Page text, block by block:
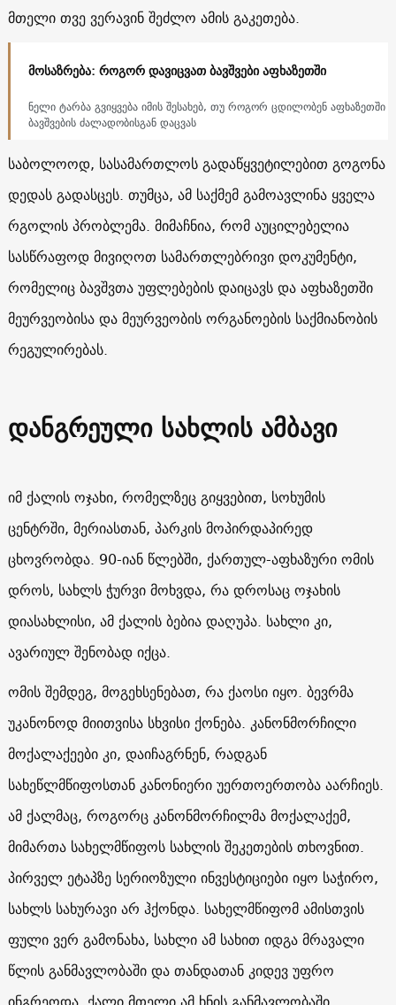
მთელი თვე ვერავინ შეძლო ამის გაკეთება.
მოსაზრება: როგორ დავიცვათ ბავშვები აფხაზეთში
ნელი ტარბა გვიყვება იმის შესახებ, თუ როგორ ცდილობენ აფხაზეთში
ბავშვების ძალადობისგან დაცვას
საბოლოოდ, სასამართლოს გადაწყვეტილებით გოგონა
დედას გადასცეს. თუმცა, ამ საქმემ გამოავლინა ყველა
რგოლის პრობლემა. მიმაჩნია, რომ აუცილებელია
სასწრაფოდ მივიღოთ სამართლებრივი დოკუმენტი,
რომელიც ბავშვთა უფლებების დაიცავს და აფხაზეთში
მეურვეობისა და მეურვეობის ორგანოების საქმიანობის
რეგულირებას.
დანგრეული სახლის ამბავი
იმ ქალის ოჯახი, რომელზეც გიყვებით, სოხუმის
ცენტრში, მერიასთან, პარკის მოპირდაპირედ
ცხოვრობდა. 90-იან წლებში, ქართულ-აფხაზური ომის
დროს, სახლს ჭურვი მოხვდა, რა დროსაც ოჯახის
დიასახლისი, ამ ქალის ბებია დაღუპა. სახლი კი,
ავარიულ შენობად იქცა.
ომის შემდეგ, მოგეხსენებათ, რა ქაოსი იყო. ბევრმა
უკანონოდ მიითვისა სხვისი ქონება. კანონმორჩილი
მოქალაქეები კი, დაიჩაგრნენ, რადგან
სახეწლმწიფოსთან კანონიერი უერთოერთობა აარჩიეს.
ამ ქალმაც, როგორც კანონმორჩილმა მოქალაქემ,
მიმართა სახელმწიფოს სახლის შეკეთების თხოვნით.
პირველ ეტაპზე სერიოზული ინვესტიციები იყო საჭირო,
სახლს სახურავი არ ჰქონდა. სახელმწიფომ ამისთვის
ფული ვერ გამონახა, სახლი ამ სახით იდგა მრავალი
წლის განმავლობაში და თანდათან კიდევ უფრო